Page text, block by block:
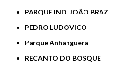
PARQUE IND. JOÃO BRAZ
PEDRO LUDOVICO
Parque Anhanguera
RECANTO DO BOSQUE